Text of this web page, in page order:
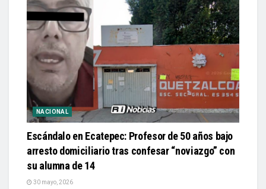
NACIONAL
Escándalo en Ecatepec: Profesor de 50 años bajo
arresto domiciliario tras confesar “noviazgo” con
su alumna de 14
30 mayo, 2026